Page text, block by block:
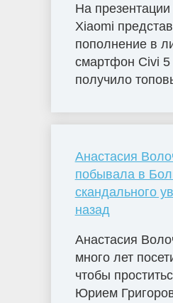
На
Xiaomi
пополнение в
смартфон Civi 5
получило
Анастасия
побывала в
скандального
назад
Анастасия
много лет
чтобы
Юрием